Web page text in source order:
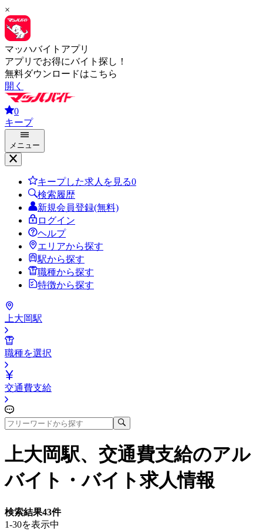
×
マッハバイトアプリ
アプリでお得にバイト探し！
無料ダウンロードはこちら
開く
0
キープ
メニュー
キープした求人を見る0
検索履歴
新規会員登録(無料)
ログイン
ヘルプ
エリアから探す
駅から探す
職種から探す
特徴から探す
上大岡駅
職種を選択
交通費支給
上大岡駅、交通費支給のアル
バイト・バイト求人情報
検索結果43件
1-30を表示中